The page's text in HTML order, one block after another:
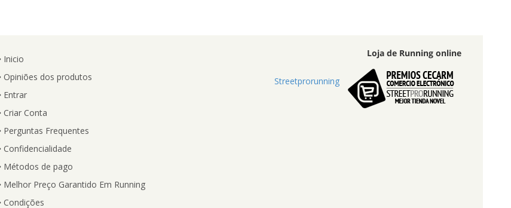
Inicio
Opiniões dos produtos
Entrar
Criar Conta
Perguntas Frequentes
Confidencialidade
Métodos de pago
Melhor Preço Garantido Em Running
Condições
Loja de Running online
Streetprorunning